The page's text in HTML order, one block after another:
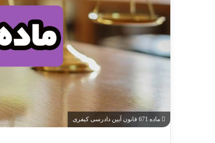
ماده 671 قانون آیین دادرسی کیفری